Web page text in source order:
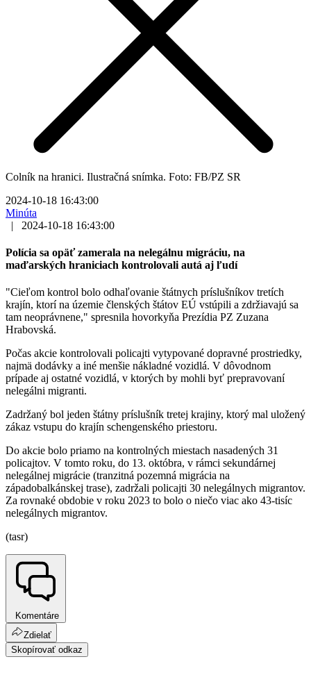
Colník na hranici. Ilustračná snímka. Foto: FB/PZ SR
2024-10-18 16:43:00
Minúta
|
2024-10-18 16:43:00
Polícia sa opäť zamerala na nelegálnu migráciu, na
maďarských hraniciach kontrolovali autá aj ľudí
"Cieľom kontrol bolo odhaľovanie štátnych príslušníkov tretích
krajín, ktorí na územie členských štátov EÚ vstúpili a zdržiavajú sa
tam neoprávnene," spresnila hovorkyňa Prezídia PZ Zuzana
Hrabovská.
Počas akcie kontrolovali policajti vytypované dopravné prostriedky,
najmä dodávky a iné menšie nákladné vozidlá. V dôvodnom
prípade aj ostatné vozidlá, v ktorých by mohli byť prepravovaní
nelegálni migranti.
Zadržaný bol jeden štátny príslušník tretej krajiny, ktorý mal uložený
zákaz vstupu do krajín schengenského priestoru.
Do akcie bolo priamo na kontrolných miestach nasadených 31
policajtov. V tomto roku, do 13. októbra, v rámci sekundárnej
nelegálnej migrácie (tranzitná pozemná migrácia na
západobalkánskej trase), zadržali policajti 30 nelegálnych migrantov.
Za rovnaké obdobie v roku 2023 to bolo o niečo viac ako 43-tisíc
nelegálnych migrantov.
(tasr)
Komentáre
Zdielať
Skopírovať odkaz